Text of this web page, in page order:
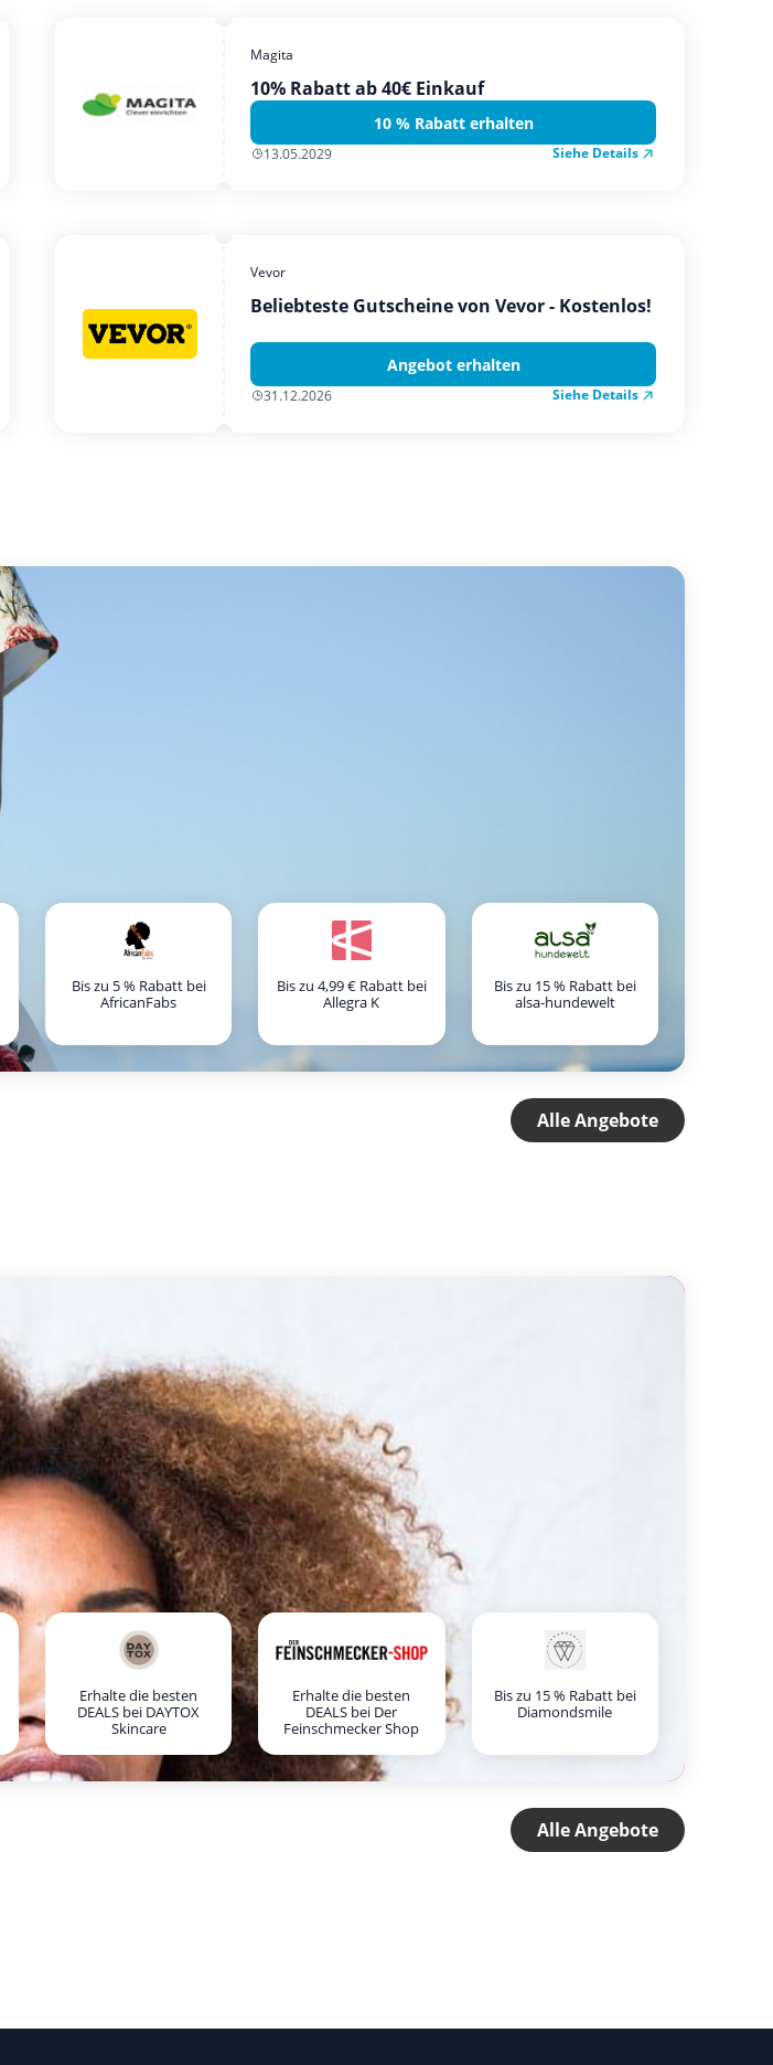
Magita
10% Rabatt ab 40€ Einkauf
10 % Rabatt erhalten
13.05.2029 Siehe Details
Vevor
Beliebteste Gutscheine von Vevor - Kostenlos!
Angebot erhalten
31.12.2026 Siehe Details
Bis zu 5 % Rabatt bei
AfricanFabs
Bis zu 4,99 € Rabatt bei
Allegra K
Bis zu 15 % Rabatt bei
alsa-hundewelt
Alle Angebote
Erhalte die besten
DEALS bei DAYTOX
Skincare
Erhalte die besten
DEALS bei Der
Feinschmecker Shop
Bis zu 15 % Rabatt bei
Diamondsmile
Alle Angebote